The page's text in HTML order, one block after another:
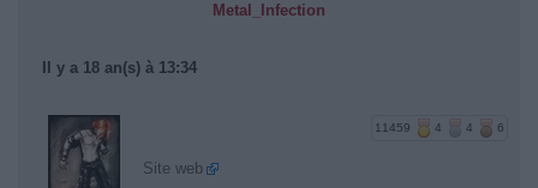
Metal_Infection
Il y a 18 an(s) à 13:34
11459 4 4 6
Site web